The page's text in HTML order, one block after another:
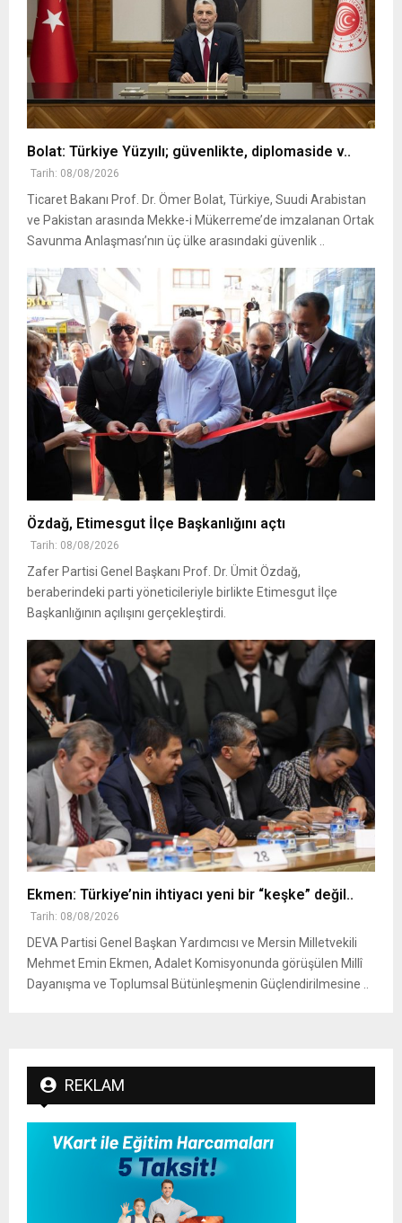
Bolat: Türkiye Yüzyılı; güvenlikte, diplomaside v..
Tarih: 08/08/2026
Ticaret Bakanı Prof. Dr. Ömer Bolat, Türkiye, Suudi Arabistan
ve Pakistan arasında Mekke-i Mükerreme’de imzalanan Ortak
Savunma Anlaşması’nın üç ülke arasındaki güvenlik ..
Özdağ, Etimesgut İlçe Başkanlığını açtı
Tarih: 08/08/2026
Zafer Partisi Genel Başkanı Prof. Dr. Ümit Özdağ,
beraberindeki parti yöneticileriyle birlikte Etimesgut İlçe
Başkanlığının açılışını gerçekleştirdi.
Ekmen: Türkiye’nin ihtiyacı yeni bir “keşke” değil..
Tarih: 08/08/2026
DEVA Partisi Genel Başkan Yardımcısı ve Mersin Milletvekili
Mehmet Emin Ekmen, Adalet Komisyonunda görüşülen Millî
Dayanışma ve Toplumsal Bütünleşmenin Güçlendirilmesine ..
REKLAM